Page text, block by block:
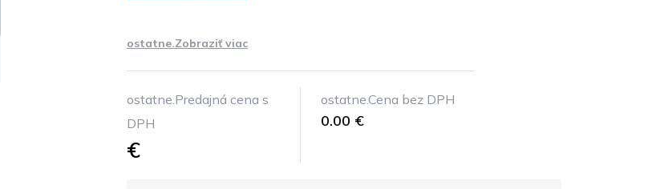
ostatne.Zobraziť viac
ostatne.Predajná cena s
DPH
€
ostatne.Cena bez DPH
0.00 €